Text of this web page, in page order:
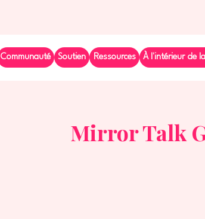
Communauté Soutien Ressources À l'intérieur de
Mirror Talk